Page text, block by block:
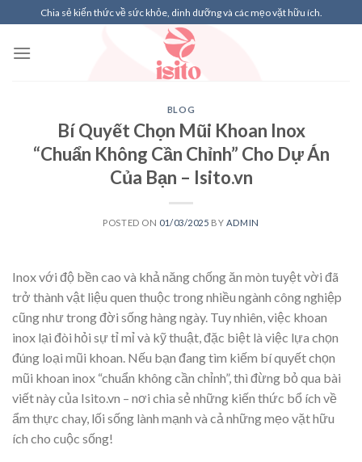
to
content
Chia sẻ kiến thức về sức khỏe, dinh dưỡng và các mẹo vặt hữu ích.
BLOG
Bí Quyết Chọn Mũi Khoan Inox
“Chuẩn Không Cần Chỉnh” Cho Dự Án
Của Bạn – Isito.vn
POSTED ON 01/03/2025 BY ADMIN
Inox với độ bền cao và khả năng chống ăn mòn tuyệt vời đã
trở thành vật liệu quen thuộc trong nhiều ngành công nghiệp
cũng như trong đời sống hàng ngày. Tuy nhiên, việc khoan
inox lại đòi hỏi sự tỉ mỉ và kỹ thuật, đặc biệt là việc lựa chọn
đúng loại mũi khoan. Nếu bạn đang tìm kiếm bí quyết chọn
mũi khoan inox “chuẩn không cần chỉnh”, thì đừng bỏ qua bài
viết này của Isito.vn – nơi chia sẻ những kiến thức bổ ích về
ẩm thực chay, lối sống lành mạnh và cả những mẹo vặt hữu
ích cho cuộc sống!